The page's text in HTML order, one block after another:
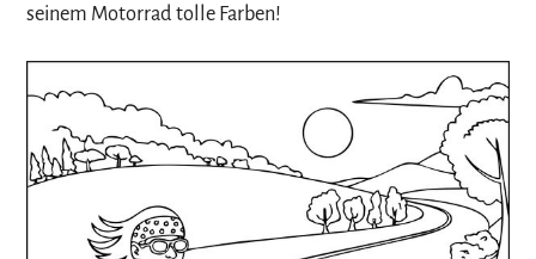
seinem Motorrad tolle Farben!